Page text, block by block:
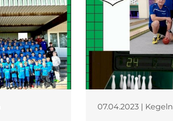
07.04.2023 | Kegeln